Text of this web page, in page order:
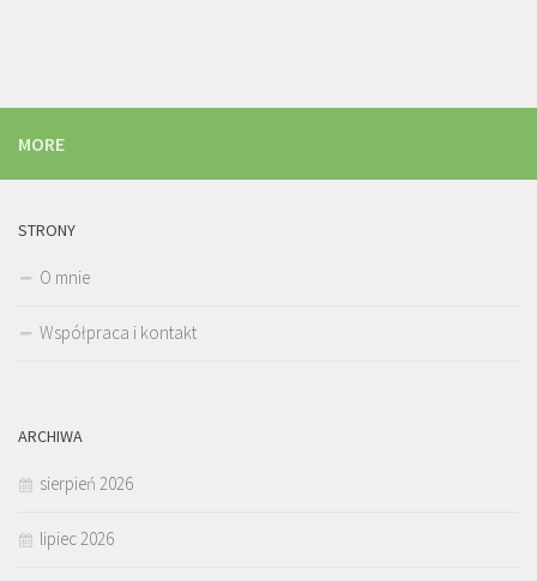
MORE
STRONY
O mnie
Współpraca i kontakt
ARCHIWA
sierpień 2026
lipiec 2026